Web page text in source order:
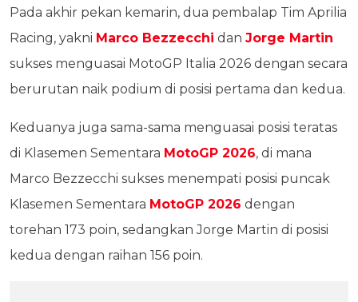
Pada akhir pekan kemarin, dua pembalap Tim Aprilia
Racing, yakni Marco Bezzecchi dan Jorge Martin
sukses menguasai MotoGP Italia 2026 dengan secara
berurutan naik podium di posisi pertama dan kedua.
Keduanya juga sama-sama menguasai posisi teratas
di Klasemen Sementara MotoGP 2026, di mana
Marco Bezzecchi sukses menempati posisi puncak
Klasemen Sementara MotoGP 2026 dengan
torehan 173 poin, sedangkan Jorge Martin di posisi
kedua dengan raihan 156 poin.